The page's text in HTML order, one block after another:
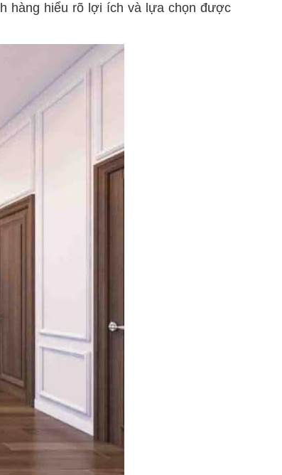
hàng hiểu rõ lợi ích và lựa chọn được